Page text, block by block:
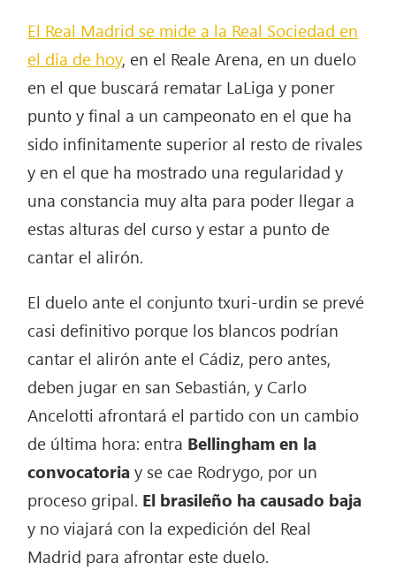
El Real Madrid se mide a la Real Sociedad en
el día de hoy, en el Reale Arena, en un duelo
en el que buscará rematar LaLiga y poner
punto y final a un campeonato en el que ha
sido infinitamente superior al resto de rivales
y en el que ha mostrado una regularidad y
una constancia muy alta para poder llegar a
estas alturas del curso y estar a punto de
cantar el alirón.
El duelo ante el conjunto txuri-urdin se prevé
casi definitivo porque los blancos podrían
cantar el alirón ante el Cádiz, pero antes,
deben jugar en san Sebastián, y Carlo
Ancelotti afrontará el partido con un cambio
de última hora: entra Bellingham en la
convocatoriay se cae Rodrygo, por un
proceso gripal. El brasileño ha causado baja
y no viajará con la expedición del Real
Madrid para afrontar este duelo.